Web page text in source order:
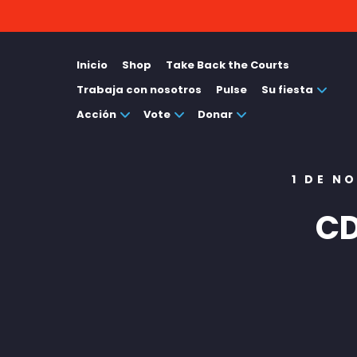
Inicio Shop
Take Back the Courts
Trabaja con nosotros
Pulse
Su fiesta
Acción
Vote Donar
1 DE